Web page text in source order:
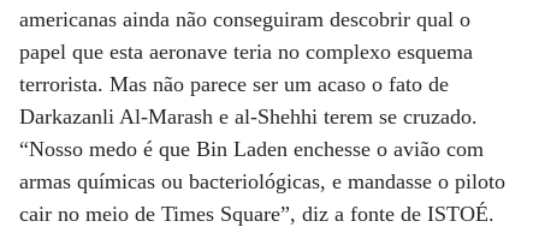
americanas ainda não conseguiram descobrir qual o
papel que esta aeronave teria no complexo esquema
terrorista. Mas não parece ser um acaso o fato de
Darkazanli Al-Marash e al-Shehhi terem se cruzado.
“Nosso medo é que Bin Laden enchesse o avião com
armas químicas ou bacteriológicas, e mandasse o piloto
cair no meio de Times Square”, diz a fonte de ISTOÉ.